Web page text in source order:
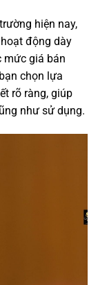
hiện nay,
động dày
mức giá bán
chọn lựa
rõ ràng, giúp
như sử dụng.